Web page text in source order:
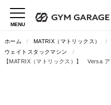
ホーム / MATRIX（マトリックス） /
ウェイトスタックマシン
/
【MATRIX（マトリックス）】 Versa